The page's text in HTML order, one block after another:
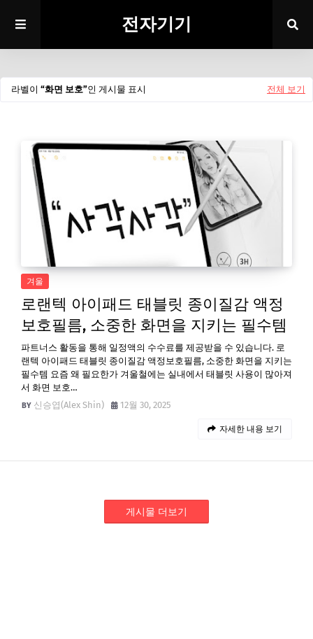
전자기기
라벨이 화면 보호 인 게시물 표시 전체 보기
겨울
로랜텍 아이패드 태블릿 종이질감 액정
보호필름, 소중한 화면을 지키는 필수템
파트너스 활동을 통해 일정액의 수수료를 제공받을 수 있습니다. 로
랜텍 아이패드 태블릿 종이질감 액정보호필름, 소중한 화면을 지키는
필수템 요즘 왜 필요한가 겨울철에는 실내에서 태블릿 사용이 많아져
서 화면 보호…
신승엽(Alex Shin)
12월 30, 2025
자세한 내용 보기
게시물 더보기